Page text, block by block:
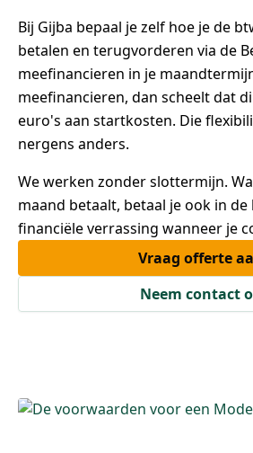
Bij Gijba bepaal je zelf hoe je de
betalen en terugvorderen via de
meefinancieren in je
meefinancieren, dan scheelt dat
euro's aan startkosten. Die
nergens anders.
We werken zonder slottermijn.
maand betaalt, betaal je ook in de
financiële verrassing wanneer je
Vraag offerte
Neem contact